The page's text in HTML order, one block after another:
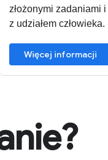
złożonymi zadaniami
z udziałem człowieka.
Więcej informacji